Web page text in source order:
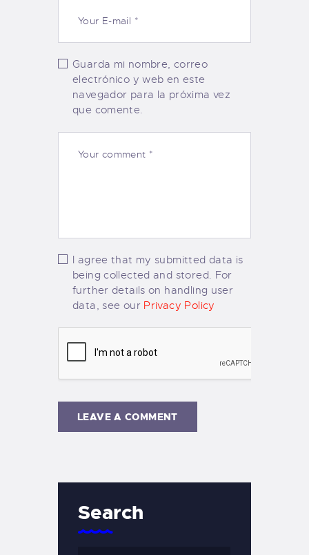
Guarda mi nombre, correo
electrónico y web en este
navegador para la próxima vez
que comente.
I agree that my submitted data is
being collected and stored. For
further details on handling user
data, see our Privacy Policy
Search